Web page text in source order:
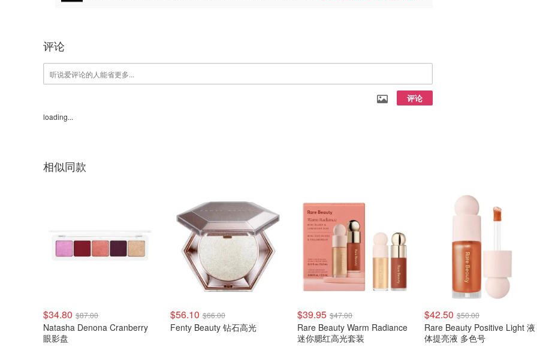
评论
评论
loading...
相似同款
$34.80 $87.00
Natasha Denona Cranberry
眼影盘
$56.10 $66.00
Fenty Beauty 钻石高光
$39.95 $47.00
Rare Beauty Warm Radiance
迷你腮红高光套装
$42.50 $50.00
Rare Beauty Positive Light 液
体提亮液 多色号